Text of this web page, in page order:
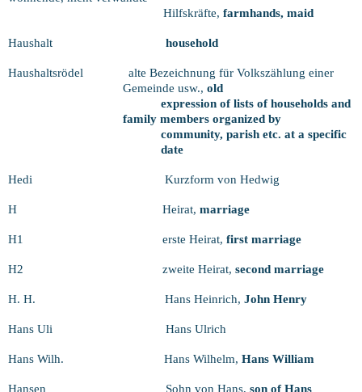
Hilfskräfte, farmhands, maid
Haushalt household
Haushaltsrödel
alte Bezeichnung für Volkszählung einer
Gemeinde usw., old
expression of lists of households and
family members organized by
community, parish etc. at a specific
date
Hedi Kurzform von Hedwig
H Heirat, marriage
H1 erste Heirat, first marriage
H2 zweite Heirat, second marriage
H. H. Hans Heinrich, John Henry
Hans Uli Hans Ulrich
Hans Wilh. Hans Wilhelm, Hans William
Hansen Sohn von Hans, son of Hans